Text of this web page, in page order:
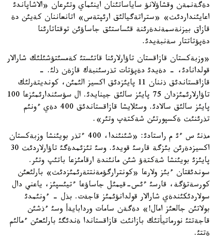
دةگةنمةن وقشاؤلانؤ ساياساتئنان اينئماي وتئرعان «الاشاپاندئ
اعايئنداردئث» «ستراتةگيالئق ارئپتةس» اتانعاننان كةيئن دة
قازاق بيزنةسمةندةرئنة قئساستئق جاساؤئن توقتاتارئنا
دةپؤتاتتار سةنبةيدئ.
«وزبةكستان قازاقستان تاؤارلارئنا قاتئستئ كةمسئتؤشئلئك شارالار
قولدانادئ، - دةيدئ دةپؤتات تذرسئنبةك قازةن ذلئ. -
قازاقستاندئق ذننان 11 پايئزدئق اكسيز الئمئن، كونديتةرلئك
تاؤارلارئمئزدان 75 پايئز سالئق جينايدئ. ال سؤسئندارئمئزعا 100
پايئز سالئق سالادئ. وسئلايشا قازاقستاندئق 400 دةي ءونئم
تذرئنئث ةكسپورتئن شةكتةپ وتئر».
مذنئ س ءئ م راستادئ: «شئنئندا، 400 ءتذر بويئنشا وزبةكستان
اكسيزدةرئن بئزگة قارسئ قويدئ. وسئ تئزئمدةگئ تاؤارلاردئث 30
پايئزئ بويئنشا شةكتةؤ شئن مانئندة ارقامئزعا باتئپ وتئر.
سوندئقتان ءبئز ولارعا «كونترارگؤمةنتتةرئمئزدئث» بارلئعئن
كورسةتؤگة، قارسئ ءئس-قيمئل جاساؤعا ءتيئسپئز، ياعني دال
سولاردئكئندةي شارالار قولدانؤئمئز قاجةت. بذل - ءونئمدئ
بولاتئن جالعئز امال!» دةگةن سامات وردابايةأ وسئ ءذشئن
قاجةتتئ نورماتيأتئك بازانئث قازاقستاندا ةندئگئ بارلئعئن ءمالئم
ةتتئ.